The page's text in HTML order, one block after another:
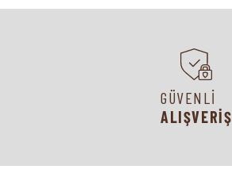
GÜVENLİ
ALIŞVERİŞ